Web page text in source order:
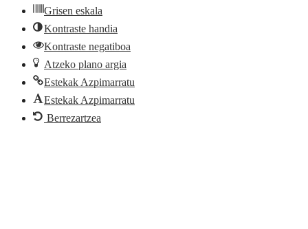
Grisen eskala
Kontraste handia
Kontraste negatiboa
Atzeko plano argia
Estekak Azpimarratu
Estekak Azpimarratu
Berrezartzea